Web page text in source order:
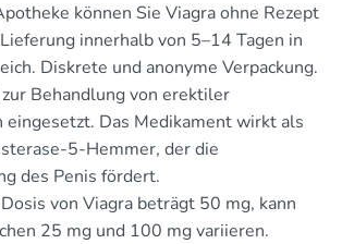
können Sie Viagra ohne Rezept
innerhalb von 5–14 Tagen in
Diskrete und anonyme Verpackung.
Behandlung von erektiler
eingesetzt. Das Medikament wirkt als
5-Hemmer, der die
des Penis fördert.
von Viagra beträgt 50 mg, kann
25 mg und 100 mg variieren.